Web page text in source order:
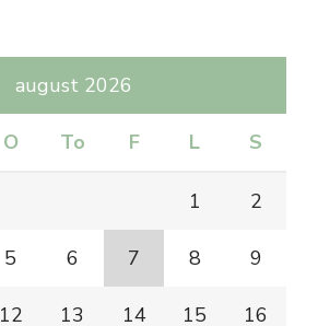
august 2026
O To F L S
1 2
5 6 7 8 9
12 13 14 15 16